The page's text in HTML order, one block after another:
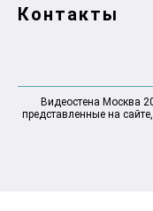
Контакты
Видеостена Москва
представленные на